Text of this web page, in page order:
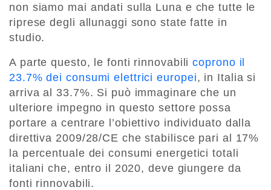
non siamo mai andati sulla Luna e che tutte le
riprese degli allunaggi sono state fatte in
studio.
A parte questo, le fonti rinnovabilicoprono il
23.7% dei consumi elettrici europei, in Italia si
arriva al 33.7%. Si può immaginare che un
ulteriore impegno in questo settore possa
portare a centrare l’obiettivo individuato dalla
direttiva 2009/28/CE che stabilisce pari al 17%
la percentuale dei consumi energetici totali
italiani che, entro il 2020, deve giungere da
fonti rinnovabili.